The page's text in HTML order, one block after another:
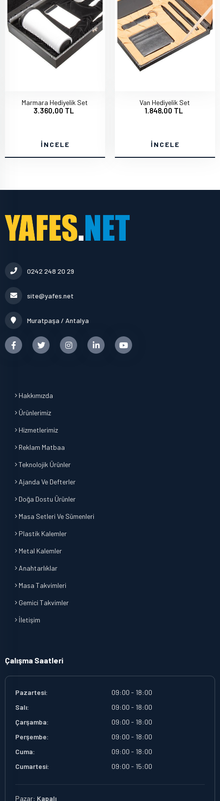
Marmara Hediyelik Set
3.360,00 TL
İNCELE
Van Hediyelik Set
1.848,00 TL
İNCELE
0242 248 20 29
site@yafes.net
Muratpaşa / Antalya
Hakkımızda
Ürünlerimiz
Hizmetlerimiz
Reklam Matbaa
Teknolojik Ürünler
Ajanda Ve Defterler
Doğa Dostu Ürünler
Masa Setleri Ve Sümenleri
Plastik Kalemler
Metal Kalemler
Anahtarlıklar
Masa Takvimleri
Gemici Takvimler
İletişim
Çalışma Saatleri
Pazartesi:
09:00 - 18:00
Salı:
09:00 - 18:00
Çarşamba:
09:00 - 18:00
Perşembe:
09:00 - 18:00
Cuma:
09:00 - 18:00
Cumartesi:
09:00 - 15:00
Pazar: Kapalı